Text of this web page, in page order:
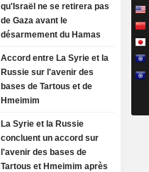
qu'Israël ne se retirera pas
de Gaza avant le
désarmement du Hamas
Accord entre La Syrie et la
Russie sur l'avenir des
bases de Tartous et de
Hmeimim
La Syrie et la Russie
concluent un accord sur
l'avenir des bases de
Tartous et Hmeimim après